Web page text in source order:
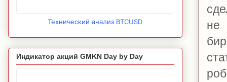
не
Технический анализ BTCUSD
Индикатор акций GMKN Day by Day